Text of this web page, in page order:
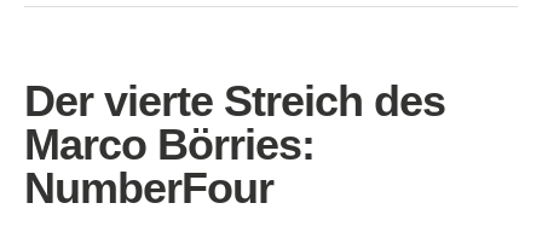
Der vierte Streich des
Marco Börries:
NumberFour